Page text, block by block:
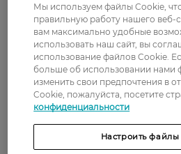
Тонизирующие шампуни
эффективное очищение
но и подарят
эффект, вернут прядям
силу. Формулы с
мятой, эвкалиптом и
особенно полезны для
или склонных к перхоти
Мы используем файлы Cookie,
правильную работу нашего веб-
вам максимально удобные
использовать наш сайт, вы
использование файлов Cookie.
больше об использовании нами
изменить свои предпочтения в
Cookie, пожалуйста, посетите
конфиденциальности
Настроить файлы